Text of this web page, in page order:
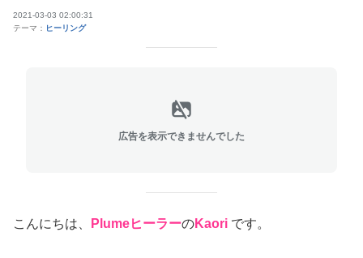
2021-03-03 02:00:31
テーマ： ヒーリング
広告を表示できませんでした
こんにちは、 PlumeヒーラーのKaori です。